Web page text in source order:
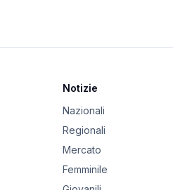
Notizie
Nazionali
Regionali
Mercato
Femminile